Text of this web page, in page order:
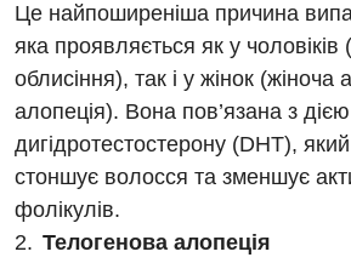
Це найпоширеніша причина
яка проявляється як у чоловіків
облисіння), так і у жінок (жіноча
алопеція). Вона пов’язана з дією
дигідротестостерону (DHT),
стоншує волосся та зменшує
фолікулів.
Телогенова алопеція